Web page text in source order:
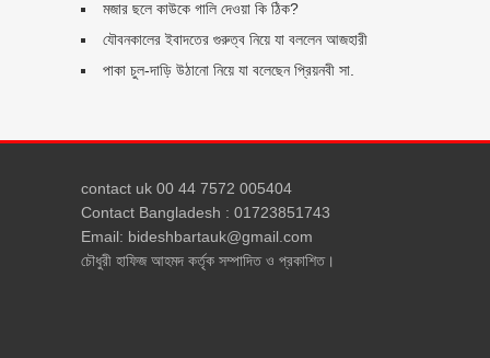
মজার ছলে কাউকে গালি দেওয়া কি ঠিক?
যৌবনকালের ইবাদতের গুরুত্ব নিয়ে যা বললেন আজহারী
পাকা চুল-দাড়ি উঠানো নিয়ে যা বলেছেন প্রিয়নবী সা.
contact uk 00 44 7572 005404
Contact Bangladesh : 01723851743
Email: bideshbartauk@gmail.com
চৌধুরী হাফিজ আহমদ কর্তৃক সম্পাদিত ও প্রকাশিত।